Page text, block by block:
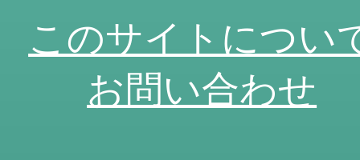
このサイトについ
お問い合わせ